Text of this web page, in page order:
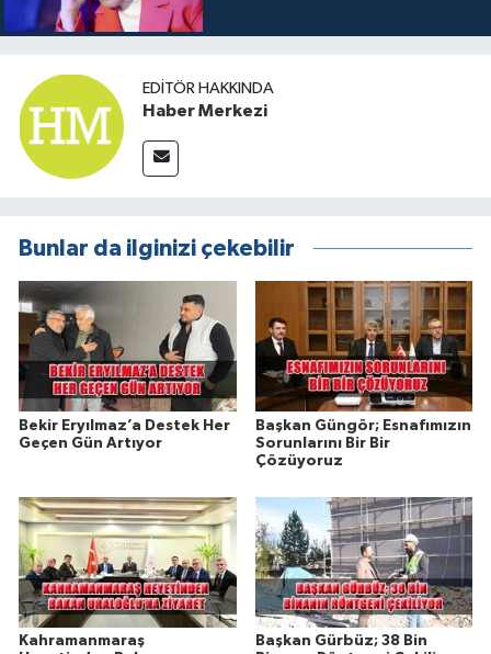
EDITÖR HAKKINDA
Haber Merkezi
Bunlar da ilginizi çekebilir
Bekir Eryılmaz’a Destek Her
Geçen Gün Artıyor
Başkan Güngör; Esnafımızın
Sorunlarını Bir Bir
Çözüyoruz
Kahramanmaraş
Başkan Gürbüz; 38 Bin